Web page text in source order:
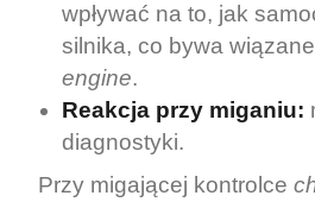
wpływać na to, jak
silnika, co bywa
engine.
Reakcja przy miganiu:
diagnostyki.
Przy migającej kontrolce